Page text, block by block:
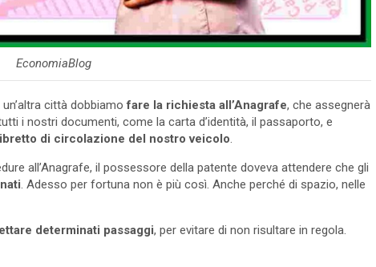
EconomiaBlog
città dobbiamofare la richiesta all’Anagrafe, che assegnerà
i nostri documenti, come la carta d’identità, il passaporto, e
di circolazione del nostro veicolo.
all’Anagrafe, il possessore della patente doveva attendere che gli
. Adesso per fortuna non è più così. Anche perché di spazio, nelle
determinati passaggi, per evitare di non risultare in regola.